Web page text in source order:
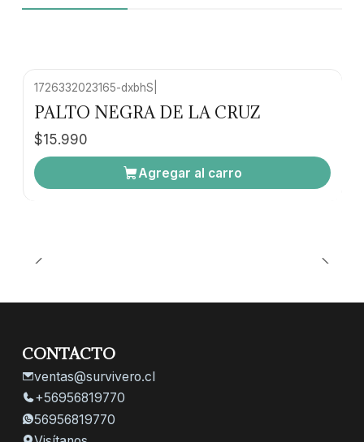
1726332023165-dxbhS
PALTO NEGRA DE LA CRUZ
$15.990
Agregar al carro
CONTACTO
ventas@survivero.cl
+56956819770
56956819770